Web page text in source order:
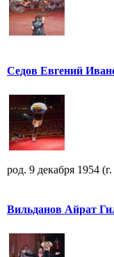
Седов Евгений
род. 9 декабря 1954
Вильданов Айрат